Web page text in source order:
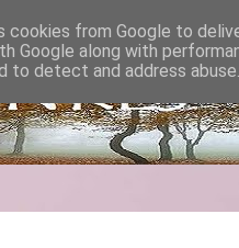
cookies from Google to
Google along with
to detect and address abuse.